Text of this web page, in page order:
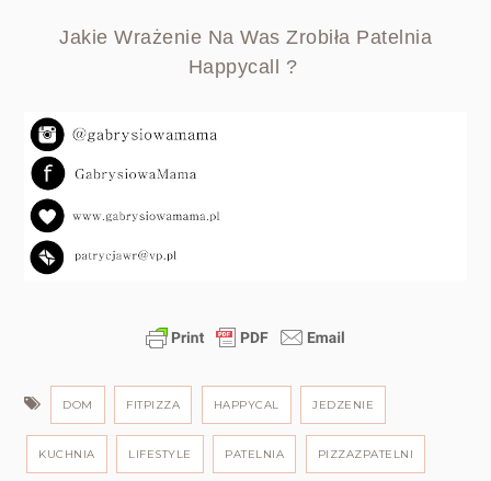
Jakie Wrażenie Na Was Zrobiła Patelnia
Happycall ?
DOM FITPIZZA HAPPYCAL JEDZENIE
KUCHNIA LIFESTYLE PATELNIA PIZZAZPATELNI